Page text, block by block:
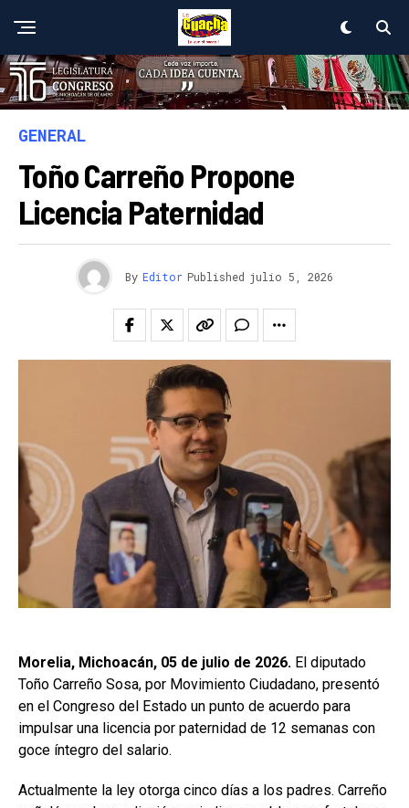
GENERAL
Toño Carreño Propone
Licencia Paternidad
By Editor Published julio 5, 2026
Morelia, Michoacán, 05 de julio de 2026. El diputado
Toño Carreño Sosa, por Movimiento Ciudadano, presentó
en el Congreso del Estado un punto de acuerdo para
impulsar una licencia por paternidad de 12 semanas con
goce íntegro del salario.
Actualmente la ley otorga cinco días a los padres. Carreño